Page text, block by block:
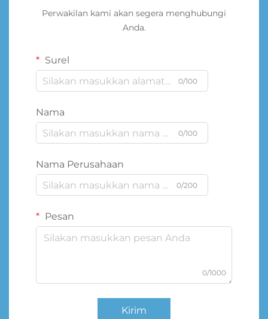
Perwakilan kami akan segera menghubungi
Anda.
Surel
0/100
Nama
0/100
Nama Perusahaan
0/200
Pesan
0/1000
Kirim